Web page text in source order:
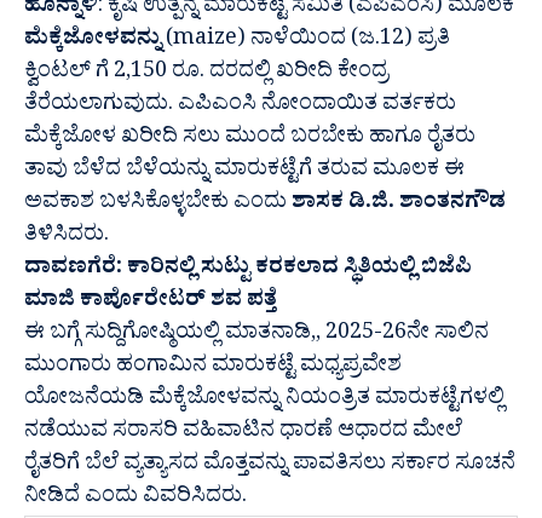
ಹೊನ್ನಾಳಿ: ಕೃಷಿ ಉತ್ಪನ್ನ ಮಾರುಕಟ್ಟೆ ಸಮಿತಿ (ಎಪಿಎಂಸಿ) ಮೂಲಕ
ಮೆಕ್ಕೆಜೋಳವನ್ನು(maize) ನಾಳೆಯಿಂದ (ಜ.12) ಪ್ರತಿ
ಕ್ವಿಂಟಲ್ ಗೆ 2,150 ರೂ. ದರದಲ್ಲಿ ಖರೀದಿ ಕೇಂದ್ರ
ತೆರೆಯಲಾಗುವುದು. ಎಪಿಎಂಸಿ ನೋಂದಾಯಿತ ವರ್ತಕರು
ಮೆಕ್ಕೆಜೋಳ ಖರೀದಿ ಸಲು ಮುಂದೆ ಬರಬೇಕು ಹಾಗೂ ರೈತರು
ತಾವು ಬೆಳೆದ ಬೆಳೆಯನ್ನು ಮಾರುಕಟ್ಟೆಗೆ ತರುವ ಮೂಲಕ ಈ
ಅವಕಾಶ ಬಳಸಿಕೊಳ್ಳಬೇಕು ಎಂದು ಶಾಸಕ ಡಿ.ಜಿ. ಶಾಂತನಗೌಡ
ತಿಳಿಸಿದರು.
ದಾವಣಗೆರೆ: ಕಾರಿನಲ್ಲಿ ಸುಟ್ಟು ಕರಕಲಾದ ಸ್ಥಿತಿಯಲ್ಲಿ ಬಿಜೆಪಿ‌
ಮಾಜಿ ಕಾರ್ಪೊರೇಟರ್ ಶವ ಪತ್ತೆ
ಈ ಬಗ್ಗೆ ಸುದ್ದಿಗೋಷ್ಠಿಯಲ್ಲಿ ಮಾತನಾಡಿ,, 2025-26ನೇ ಸಾಲಿನ
ಮುಂಗಾರು ಹಂಗಾಮಿನ ಮಾರುಕಟ್ಟೆ ಮಧ್ಯಪ್ರವೇಶ
ಯೋಜನೆಯಡಿ ಮೆಕ್ಕೆಜೋಳವನ್ನು ನಿಯಂತ್ರಿತ ಮಾರುಕಟ್ಟೆಗಳಲ್ಲಿ
ನಡೆಯುವ ಸರಾಸರಿ ವಹಿವಾಟಿನ ಧಾರಣೆ ಆಧಾರದ ಮೇಲೆ
ರೈತರಿಗೆ ಬೆಲೆ ವ್ಯತ್ಯಾಸದ ಮೊತ್ತವನ್ನು ಪಾವತಿಸಲು ಸರ್ಕಾರ ಸೂಚನೆ
ನೀಡಿದೆ ಎಂದು ವಿವರಿಸಿದರು.